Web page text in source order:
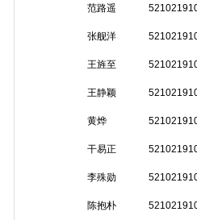
范路遥
张舰洋
王旌至
王静颖
黄烨
干易正
李殊勋
陈抱朴